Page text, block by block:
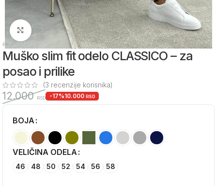
Zumiraj sliku
Početna Muška odela
Muško slim fit odelo CLASSICO – za
posao i prilike
(3 recenzije korisnika)
12.000RSD -17%10.000 RSD
BOJA
VELIČINA ODELA
46 48 50 52 54 56 58
Alternative: